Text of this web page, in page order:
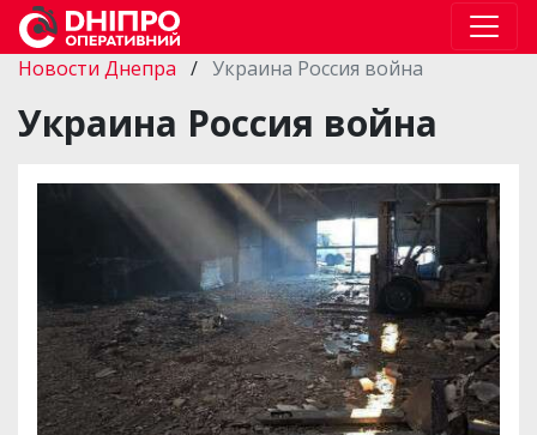
Новости Днепра / Украина Россия война
Украина Россия война